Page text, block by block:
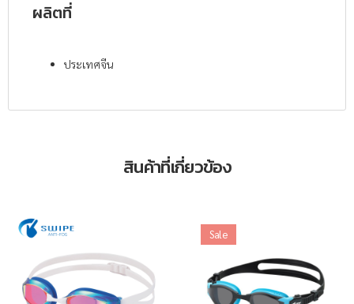
ผลิตที่
ประเทศจีน
สินค้าที่เกี่ยวข้อง
Sale